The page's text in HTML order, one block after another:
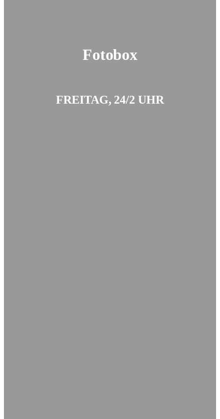
Fotobox
FREITAG, 24/2 UHR